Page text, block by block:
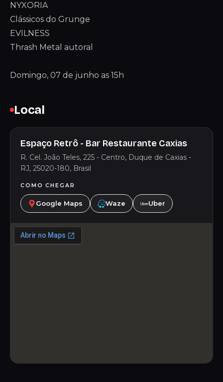
NYXORIA
Clássicos do Grunge
EVILNESS
Thrash Metal autoral
Domingo, 07 de junho as 15h
Local
Espaço Retrô - Bar Restaurante Caxias
R. Cel. João Teles, 225 - Centro, Duque de Caxias -
RJ, 25020-180, Brasil
COMO CHEGAR
Google Maps Waze Uber